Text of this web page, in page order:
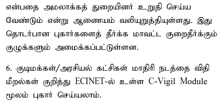
என்பதை அமலாக்கத் துறையினர் உறுதி செய்ய
வேண்டும் என்று ஆணையம் வலியுறுத்தியுள்ளது. இது
தொடர்பான புகார்களைத் தீர்க்க மாவட்ட குறைதீர்க்கும்
குழுக்களும் அமைக்கப்பட்டுள்ளன.
6. குடிமக்கள்/அரசியல் கட்சிகள் மாதிரி நடத்தை விதி
மீறல்கள் குறித்து ECINET-ல் உள்ள C-Vigil Module
மூலம் புகார் செய்யலாம்.